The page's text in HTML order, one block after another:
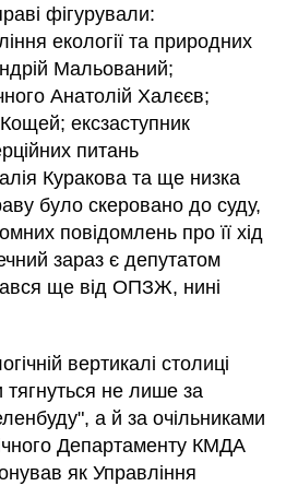
фігурували:
екології та природних
Мальований;
Анатолій Халєєв;
ексзаступник
питань
Куракова та ще низка
було скеровано до суду,
повідомлень про її хід
зараз є депутатом
ще від ОПЗЖ, нині
вертикалі столиці
не лише за
а й за очільниками
Департаменту КМДА
як Управління